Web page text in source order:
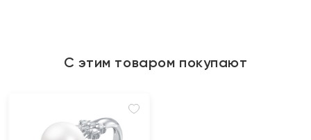
С этим товаром покупают